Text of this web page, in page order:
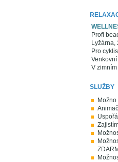
Profi
Lyžárna,
Pro
V
SLUŽBY